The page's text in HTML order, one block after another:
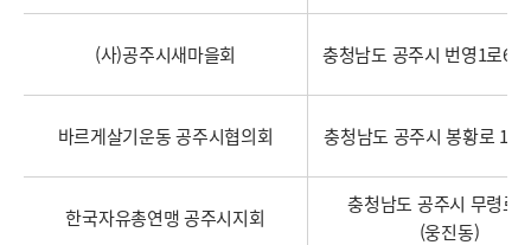
(사)공주시새마을회 충청남도 공주시 번영1로6 (
바르게살기운동 공주시협의회 충청남도 공주시 봉황로
한국자유총연맹 공주시지회
충청남도 공주시 무령로
(웅진동)